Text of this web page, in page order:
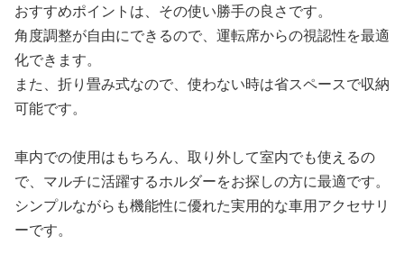
おすすめポイントは、その使い勝手の良さです。
角度調整が自由にできるので、運転席からの視認性を最適
化できます。
また、折り畳み式なので、使わない時は省スペースで収納
可能です。
車内での使用はもちろん、取り外して室内でも使えるの
で、マルチに活躍するホルダーをお探しの方に最適です。
シンプルながらも機能性に優れた実用的な車用アクセサリ
ーです。